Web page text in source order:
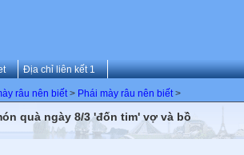
Địa chỉ liên kết 1
râu nên biết> Phái mày râu nên biết>
quà ngày 8/3 'đốn tim' vợ và bồ